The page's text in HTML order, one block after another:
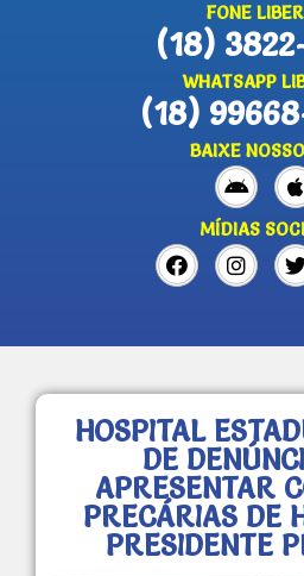
FONE
(18)
WHATSAPP
(18)
BAIXE
MÍDIAS
HOSPITAL
DE
APRESENTAR
PRECÁRIAS DE
PRESIDENTE